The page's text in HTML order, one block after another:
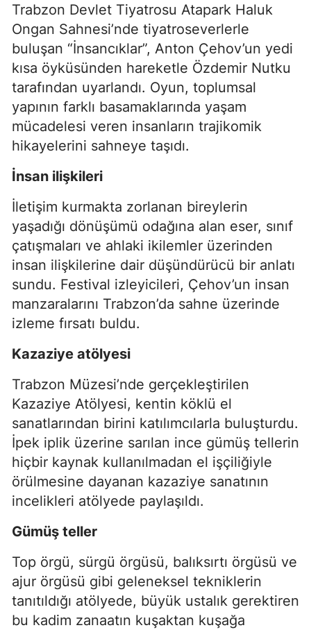
Trabzon Devlet Tiyatrosu Atapark Haluk
Ongan Sahnesi’nde tiyatroseverlerle
buluşan “İnsancıklar”, Anton Çehov’un yedi
kısa öyküsünden hareketle Özdemir Nutku
tarafından uyarlandı. Oyun, toplumsal
yapının farklı basamaklarında yaşam
mücadelesi veren insanların trajikomik
hikayelerini sahneye taşıdı.
İnsan ilişkileri
İletişim kurmakta zorlanan bireylerin
yaşadığı dönüşümü odağına alan eser, sınıf
çatışmaları ve ahlaki ikilemler üzerinden
insan ilişkilerine dair düşündürücü bir anlatı
sundu. Festival izleyicileri, Çehov’un insan
manzaralarını Trabzon’da sahne üzerinde
izleme fırsatı buldu.
Kazaziye atölyesi
Trabzon Müzesi’nde gerçekleştirilen
Kazaziye Atölyesi, kentin köklü el
sanatlarından birini katılımcılarla buluşturdu.
İpek iplik üzerine sarılan ince gümüş tellerin
hiçbir kaynak kullanılmadan el işçiliğiyle
örülmesine dayanan kazaziye sanatının
incelikleri atölyede paylaşıldı.
Gümüş teller
Top örgü, sürgü örgüsü, balıksırtı örgüsü ve
ajur örgüsü gibi geleneksel tekniklerin
tanıtıldığı atölyede, büyük ustalık gerektiren
bu kadim zanaatın kuşaktan kuşağa